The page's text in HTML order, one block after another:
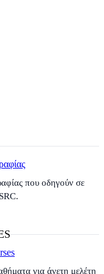
που οδηγούν σε
για άνετη μελέτη